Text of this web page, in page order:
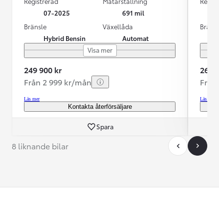
07-2025
691 mil
Bränsle
Hybrid Bensin
Växellåda
Automat
Visa mer
249 900 kr
Från 2 999 kr/mån
Läs mer
Kontakta återförsäljare
Spara
269
Läs mer
8 liknande bilar